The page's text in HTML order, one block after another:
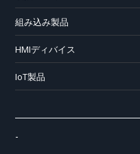
組み込み製品
HMIディバイス
IoT製品
-